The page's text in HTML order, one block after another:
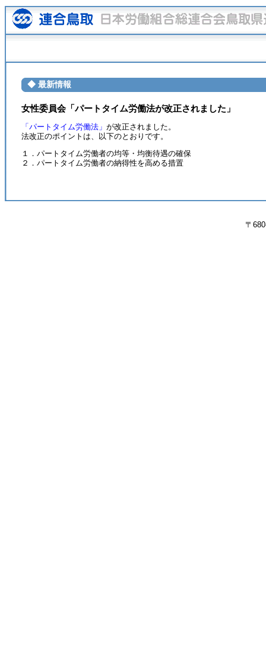
◆ 最新情報
女性委員会「パートタイム労働法が改正されました」
「パートタイム労働法」 が改正されました。
法改正のポイントは、以下のとおりです。
１．パートタイム労働者の均等・均衡待遇の確保
２．パートタイム労働者の納得性を高める措置
〒